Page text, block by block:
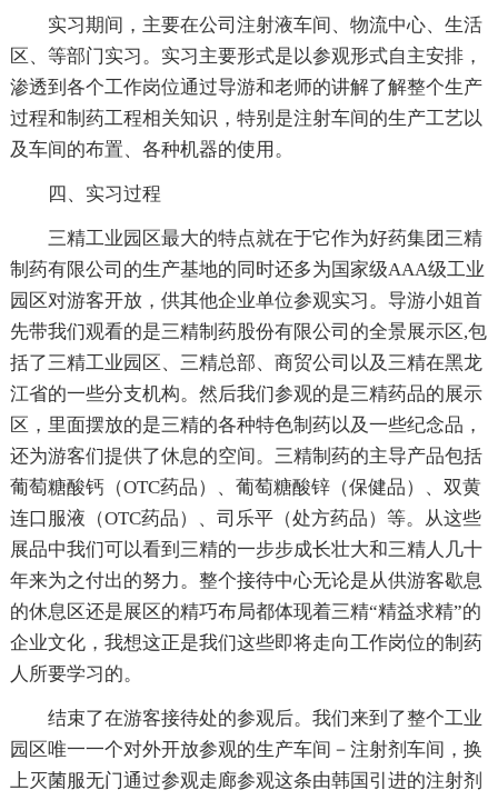
实习期间，主要在公司注射液车间、物流中心、生活
区、等部门实习。实习主要形式是以参观形式自主安排，
渗透到各个工作岗位通过导游和老师的讲解了解整个生产
过程和制药工程相关知识，特别是注射车间的生产工艺以
及车间的布置、各种机器的使用。
四、实习过程
三精工业园区最大的特点就在于它作为好药集团三精
制药有限公司的生产基地的同时还多为国家级AAA级工业
园区对游客开放，供其他企业单位参观实习。导游小姐首
先带我们观看的是三精制药股份有限公司的全景展示区,包
括了三精工业园区、三精总部、商贸公司以及三精在黑龙
江省的一些分支机构。然后我们参观的是三精药品的展示
区，里面摆放的是三精的各种特色制药以及一些纪念品，
还为游客们提供了休息的空间。三精制药的主导产品包括
葡萄糖酸钙（OTC药品）、葡萄糖酸锌（保健品）、双黄
连口服液（OTC药品）、司乐平（处方药品）等。从这些
展品中我们可以看到三精的一步步成长壮大和三精人几十
年来为之付出的努力。整个接待中心无论是从供游客歇息
的休息区还是展区的精巧布局都体现着三精“精益求精”的
企业文化，我想这正是我们这些即将走向工作岗位的制药
人所要学习的。
结束了在游客接待处的参观后。我们来到了整个工业
园区唯一一个对外开放参观的生产车间－注射剂车间，换
上灭菌服无门通过参观走廊参观这条由韩国引进的注射剂